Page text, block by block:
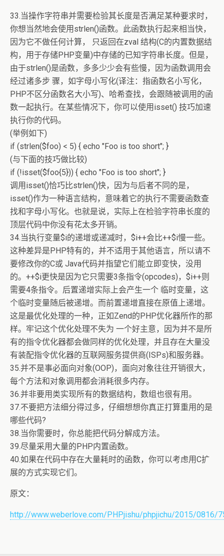
33.当操作字符串并需要检验其长度是否满足某种要求时，
你想当然地会使用strlen()函数。此函数执行起来相当快，
因为它不做任何计算， 只返回在zval 结构(C的内置数据结
构，用于存储PHP变量)中存储的已知字符串长度。但是，
由于strlen()是函数，多多少少会有些慢，因为函数调用会
经过诸多步 骤，如字母小写化(译注：指函数名小写化，
PHP不区分函数名大小写)、哈希查找，会跟随被调用的函
数一起执行。在某些情况下，你可以使用isset() 技巧加速
执行你的代码。
(举例如下)
if (strlen($foo) < 5) { echo "Foo is too short"; }
(与下面的技巧做比较)
if (!isset($foo{5})) { echo "Foo is too short"; }
调用isset()恰巧比strlen()快，因为与后者不同的是，
isset()作为一种语言结构，意味着它的执行不需要函数查
找和字母小写化。也就是说，实际上在检验字符串长度的
顶层代码中你没有花太多开销。
34.当执行变量$i的递增或递减时，$i++会比++$i慢一些。
这种差异是PHP特有的，并不适用于其他语言，所以请不
要修改你的C或 Java代码并指望它们能立即变快，没用
的。++$i更快是因为它只需要3条指令(opcodes)，$i++则
需要4条指令。后置递增实际上会产生一个 临时变量，这
个临时变量随后被递增。而前置递增直接在原值上递增。
这是最优化处理的一种，正如Zend的PHP优化器所作的那
样。牢记这个优化处理不失为 一个好主意，因为并不是所
有的指令优化器都会做同样的优化处理，并且存在大量没
有装配指令优化器的互联网服务提供商(ISPs)和服务器。
35.并不是事必面向对象(OOP)，面向对象往往开销很大，
每个方法和对象调用都会消耗很多内存。
36.并非要用类实现所有的数据结构，数组也很有用。
37.不要把方法细分得过多，仔细想想你真正打算重用的是
哪些代码?
38.当你需要时，你总能把代码分解成方法。
39.尽量采用大量的PHP内置函数。
40.如果在代码中存在大量耗时的函数，你可以考虑用C扩
展的方式实现它们。
原文：
http://www.weberlove.com/PHPjishu/phpjichu/2015/0816/